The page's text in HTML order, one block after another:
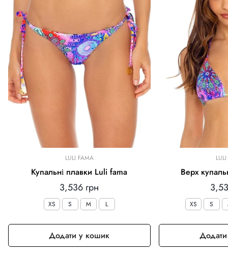
LULI FAMA
Купальні плавки Luli fama
Звичайна
ціна
3,536 грн
XS S M L
Додати у кошик
Верх
ціна
XS S